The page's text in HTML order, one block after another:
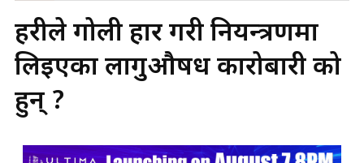
प्रहरीले गोली प्रहार गरी नियन्त्रणमा
लिइएका लागुऔषध कारोबारी को
हुन् ?